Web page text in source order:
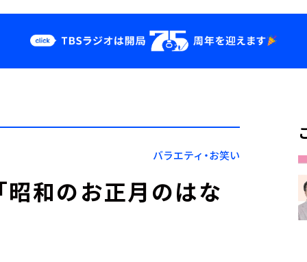
YouTube
会社情報
バラエティ・お笑い
昭和のお正月のはな